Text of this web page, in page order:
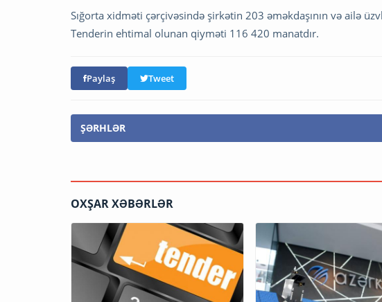
Sığorta xidməti çərçivəsində şirkətin 203 əməkdaşının və ailə
Tenderin ehtimal olunan qiyməti 116 420 manatdır.
Paylaş Tweet
ŞƏRHLƏR
OXŞAR XƏBƏRLƏR